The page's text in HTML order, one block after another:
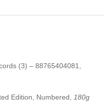
(3) ‎– 88765404081,
Edition, Numbered,
180g